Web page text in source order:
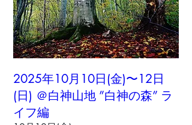
2025年10月10日(金)〜12日
(日) ＠白神山地 ”白神の森” ラ
イフ編